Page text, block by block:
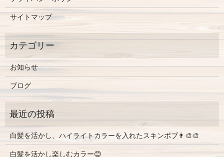
サイトマップ
お知らせ
ブログ
白髪を活かし、ハイライトカラーを入れたスキンボブ👨‍🎨🎨
白髪を活かし楽しむカラー😊